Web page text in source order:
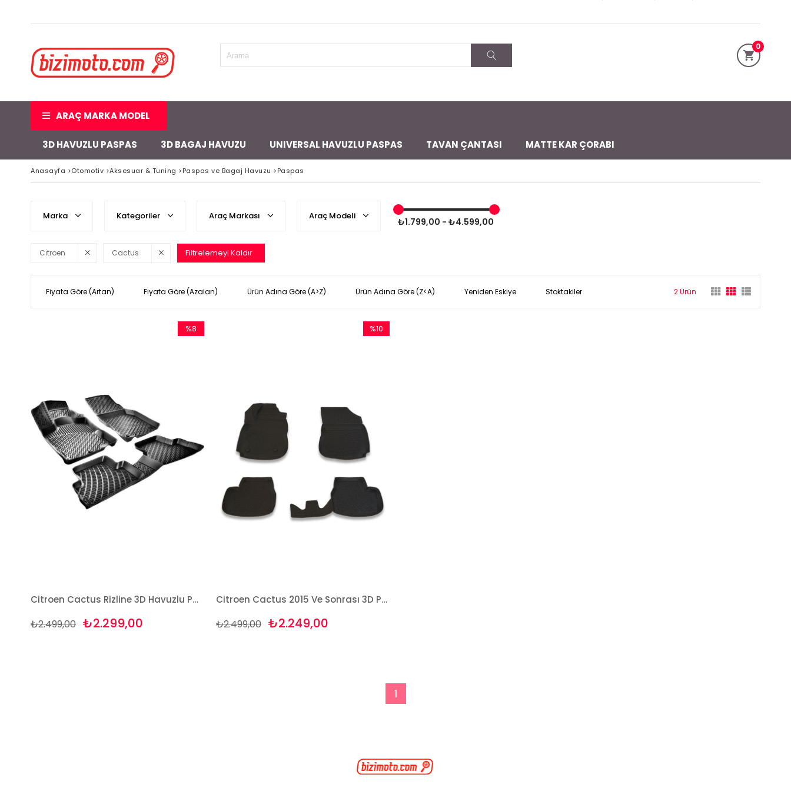
0
ARAÇ MARKA MODEL
3D HAVUZLU PASPAS 3D BAGAJ HAVUZU UNIVERSAL HAVUZLU PASPAS TAVAN ÇANTASI MATTE KAR ÇORABI
Anasayfa >Otomotiv >Aksesuar & Tuning >Paspas ve Bagaj Havuzu >Paspas
Marka Kategoriler Araç Markası Araç Modeli
₺1.799,00 - ₺4.599,00
Cı̇troen Cactus Filtrelemeyi Kaldır
Fiyata Göre (Artan) Fiyata Göre (Azalan) Ürün Adına Göre (A>Z) Ürün Adına Göre (Z<A) Yeniden Eskiye Stoktakiler 2 Ürün
Citroen Cactus Rizline 3D Havuzlu Paspas
₺2.299,00
₺2.499,00
%8
Citroen Cactus 2015 Ve Sonrası 3D Paspas Takımı Bizymo
₺2.249,00
₺2.499,00
%10
1